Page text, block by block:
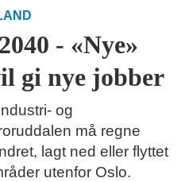
- «Nye»
gi nye jobber
og
må regne
lagt ned eller flyttet
utenfor Oslo.